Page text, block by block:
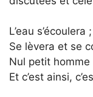
L’eau
Se lèvera et se
Nul petit
Et c’est ainsi,